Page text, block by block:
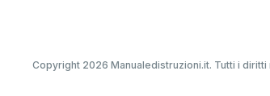
Copyright 2026 Manualedistruzioni.it. Tutti i diritti